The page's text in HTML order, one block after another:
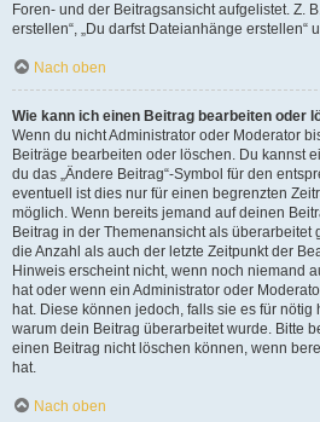
Foren- und der Beitragsansicht aufgelistet. Z.
erstellen“, „Du darfst Dateianhänge erstellen“
Nach oben
Wie kann ich einen Beitrag bearbeiten oder
Wenn du nicht Administrator oder Moderator
Beiträge bearbeiten oder löschen. Du kannst
du das „Ändere Beitrag“-Symbol für den
eventuell ist dies nur für einen begrenzten
möglich. Wenn bereits jemand auf deinen
Beitrag in der Themenansicht als überarbeitet
die Anzahl als auch der letzte Zeitpunkt der
Hinweis erscheint nicht, wenn noch niemand
hat oder wenn ein Administrator oder
hat. Diese können jedoch, falls sie es für
warum dein Beitrag überarbeitet wurde. Bitte
einen Beitrag nicht löschen können, wenn
hat.
Nach oben